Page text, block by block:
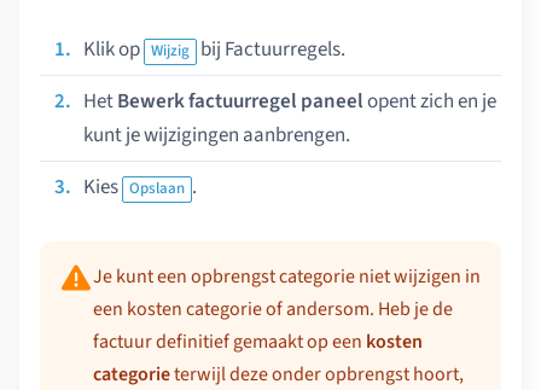
Klik op Wijzig bij Factuurregels.
HetBewerk factuurregel paneelopent zich en je
kunt je wijzigingen aanbrengen.
Kies Opslaan .
Je kunt een opbrengst categorie niet wijzigen in
een kosten categorie of andersom. Heb je de
factuur definitief gemaakt op een kosten
categorieterwijl deze onder opbrengst hoort,